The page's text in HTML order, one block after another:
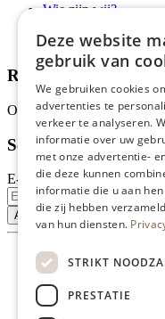
Wie zijn wij?
Tips
Recensies
Onze klanten waarderen
Schrijf je in voor
E-mailadres
Deze website
gebruik van
We gebruiken cookies
advertenties te
verkeer te analyseren.
informatie over uw
met onze advertentie-
die deze kunnen
informatie die u aan
die zij hebben
van hun diensten.
STRIKT
PRESTATIE